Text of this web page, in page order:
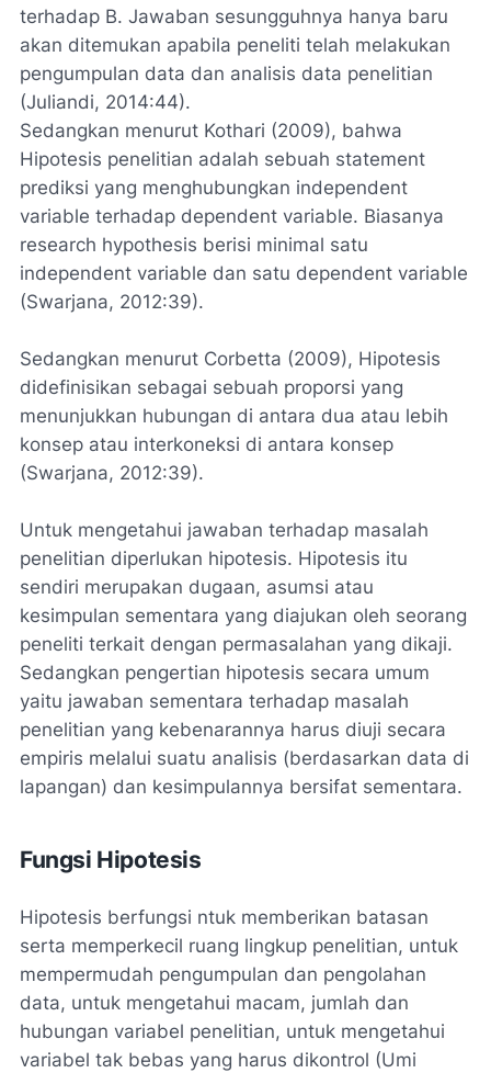
terhadap B. Jawaban sesungguhnya hanya baru
akan ditemukan apabila peneliti telah melakukan
pengumpulan data dan analisis data penelitian
(Juliandi, 2014:44).
Sedangkan menurut Kothari (2009), bahwa
Hipotesis penelitian adalah sebuah statement
prediksi yang menghubungkan independent
variable terhadap dependent variable. Biasanya
research hypothesis berisi minimal satu
independent variable dan satu dependent variable
(Swarjana, 2012:39).
Sedangkan menurut Corbetta (2009), Hipotesis
didefinisikan sebagai sebuah proporsi yang
menunjukkan hubungan di antara dua atau lebih
konsep atau interkoneksi di antara konsep
(Swarjana, 2012:39).
Untuk mengetahui jawaban terhadap masalah
penelitian diperlukan hipotesis. Hipotesis itu
sendiri merupakan dugaan, asumsi atau
kesimpulan sementara yang diajukan oleh seorang
peneliti terkait dengan permasalahan yang dikaji.
Sedangkan pengertian hipotesis secara umum
yaitu jawaban sementara terhadap masalah
penelitian yang kebenarannya harus diuji secara
empiris melalui suatu analisis (berdasarkan data di
lapangan) dan kesimpulannya bersifat sementara.
Fungsi Hipotesis
Hipotesis berfungsi ntuk memberikan batasan
serta memperkecil ruang lingkup penelitian, untuk
mempermudah pengumpulan dan pengolahan
data, untuk mengetahui macam, jumlah dan
hubungan variabel penelitian, untuk mengetahui
variabel tak bebas yang harus dikontrol (Umi